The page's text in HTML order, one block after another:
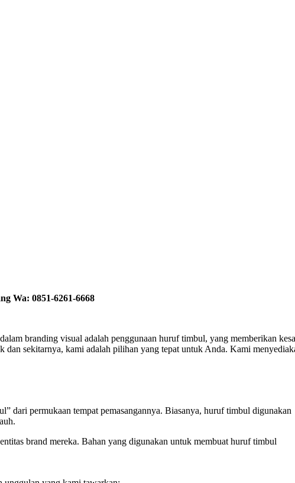
Wa: 0851-6261-6668
branding visual adalah penggunaan huruf timbul, yang memberikan
dan sekitarnya, kami adalah pilihan yang tepat untuk Anda. Kami
dari permukaan tempat pemasangannya. Biasanya, huruf timbul digunakan
brand mereka. Bahan yang digunakan untuk membuat huruf timbul